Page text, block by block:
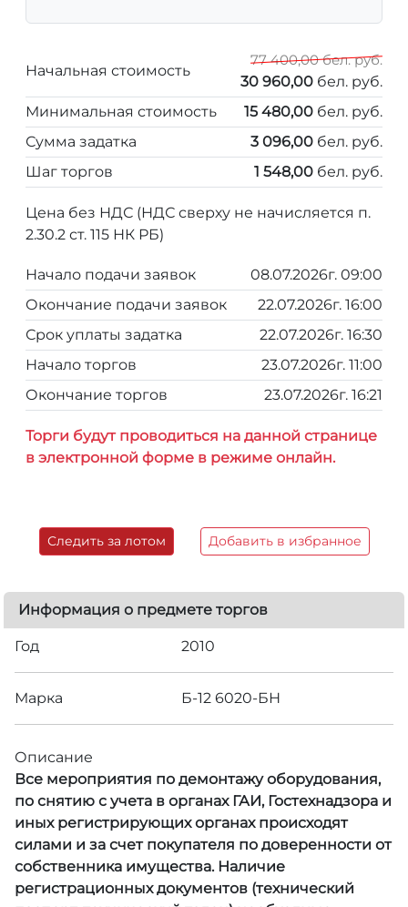
Начальная стоимость
77 400,00 бел. руб.
30 960,00 бел. руб.
Минимальная стоимость
15 480,00 бел. руб.
Сумма задатка
3 096,00 бел. руб.
Шаг торгов
1 548,00 бел. руб.
Цена без НДС (НДС сверху не начисляется п.
2.30.2 ст. 115 НК РБ)
Начало подачи заявок
08.07.2026г. 09:00
Окончание подачи заявок
22.07.2026г. 16:00
Срок уплаты задатка
22.07.2026г. 16:30
Начало торгов
23.07.2026г. 11:00
Окончание торгов
23.07.2026г. 16:21
Торги будут проводиться на данной странице
в электронной форме в режиме онлайн.
Следить за лотом Добавить в избранное
Информация о предмете торгов
Год 2010
Марка Б-12 6020-БН
Описание
Все мероприятия по демонтажу оборудования,
по снятию с учета в органах ГАИ, Гостехнадзора и
иных регистрирующих органах происходят
силами и за счет покупателя по доверенности от
собственника имущества. Наличие
регистрационных документов (технический